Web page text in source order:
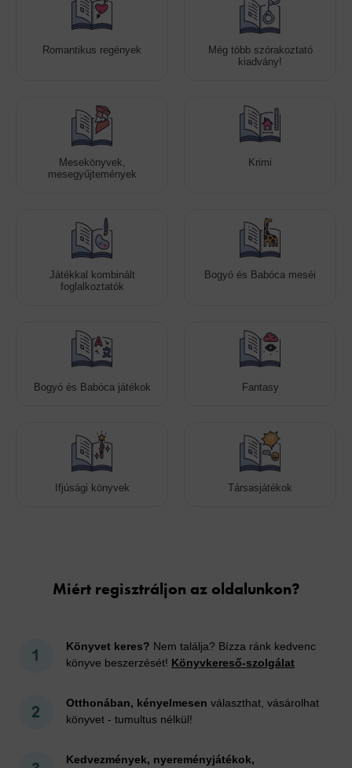
Romantikus regények
Még több szórakoztató
kiadvány!
Mesekönyvek,
mesegyűjtemények
Krimi
Játékkal kombinált
foglalkoztatók
Bogyó és Babóca meséi
Bogyó és Babóca játékok Fantasy
Ifjúsági könyvek Társasjátékok
Miért regisztráljon az oldalunkon?
Könyvet keres? Nem találja? Bízza ránk kedvenc
könyve beszerzését! Könyvkereső-szolgálat
Otthonában, kényelmesen választhat, vásárolhat
könyvet - tumultus nélkül!
Kedvezmények, nyereményjátékok,